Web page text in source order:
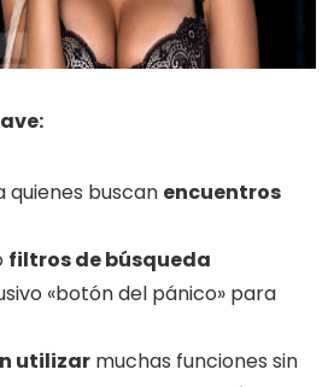
buscan encuentros
filtros de búsqueda
«botón del pánico» para
utilizar muchas funciones sin